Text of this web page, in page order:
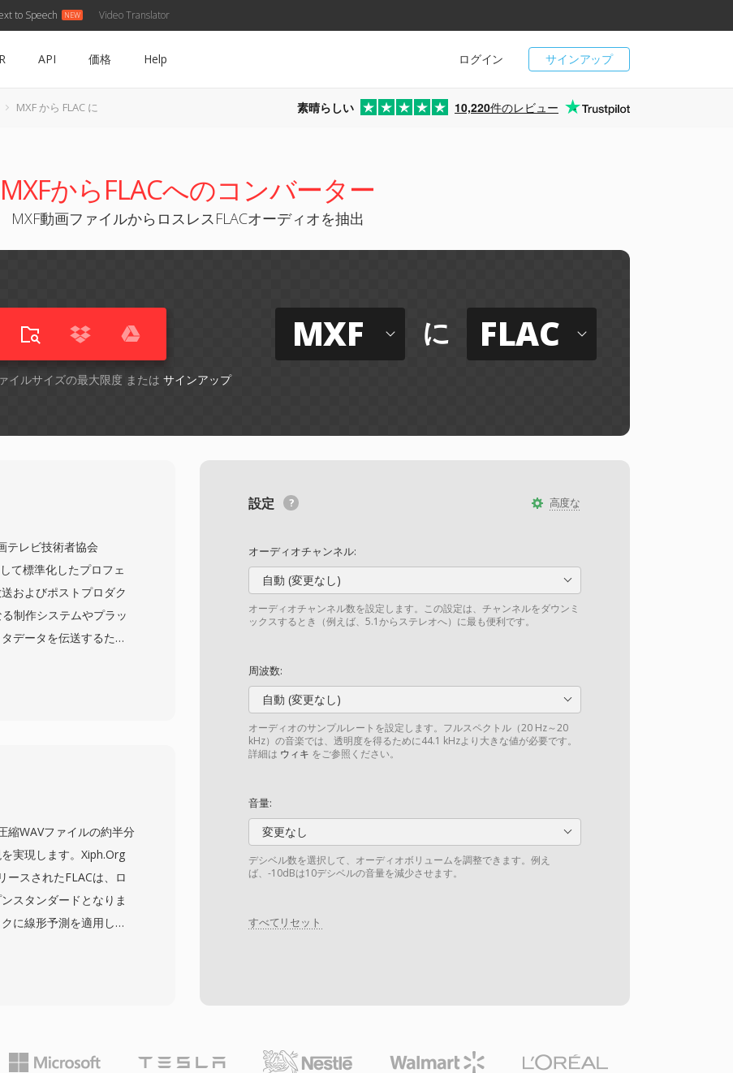
to Speech Video Translator
サインアップ
ログイン
API 価格 Help
MXF から FLAC に 素晴らしい 10,220件のレビュー
MXFからFLACへのコンバーター
MXF動画ファイルからロスレスFLACオーディオを抽出
イルサイズの最大限度 または サインアップ
MXF に FLAC
高度な
設定
オーディオチャンネル:
自動 (変更なし)
オーディオチャンネル数を設定します。この設定は、チャンネルをダウンミ
ックスするとき（例えば、5.1からステレオへ）に最も便利です。
周波数:
自動 (変更なし)
オーディオのサンプルレートを設定します。フルスペクトル（20 Hz～20
kHz）の音楽では、透明度を得るために44.1 kHzより大きな値が必要です。
詳細は ウィキ をご参照ください。
音量:
変更なし
デシベル数を選択して、オーディオボリュームを調整できます。例え
ば、-10dBは10デシベルの音量を減少させます。
すべてリセット
テレビ技術者協会
て標準化したプロフェ
およびポストプロダク
制作システムやプラッ
データを伝送するため
ォーマットは、MPEG-
Length-Value (KLV)
し、ファイルがインジ
ト、アーカイブシステ
ます。MXFファイル
から複雑なマルチ
ベルを定義するオペレ
す。主要な放送機器メ
縮WAVファイルの約半分
実現します。Xiph.Org
スされたFLACは、ロ
スタンダードとなりま
に線形予測を適用して
利用したRiceパーティ
クトップメディアアプ